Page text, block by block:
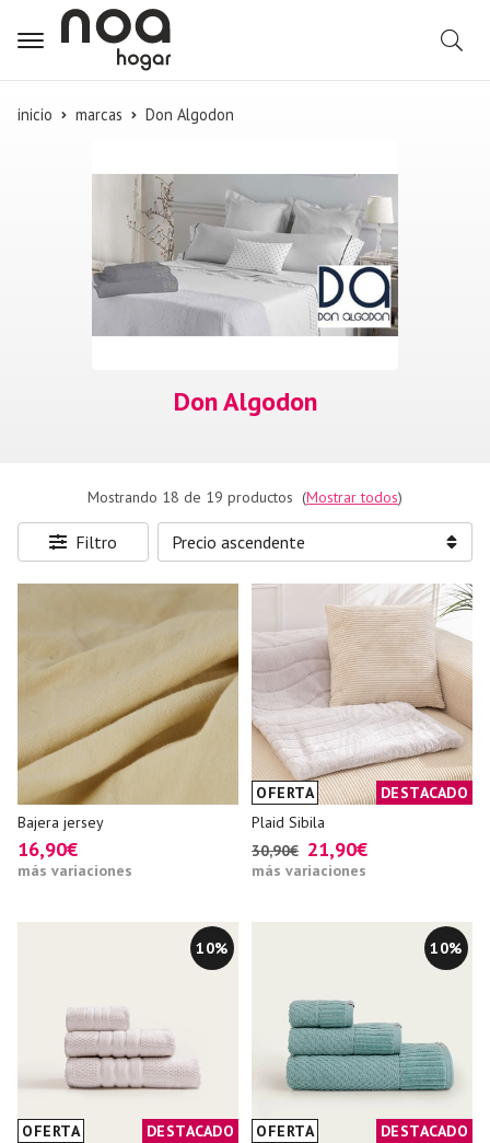
inicio marcas Don Algodon
Don Algodon
Mostrando 18 de 19 productos (Mostrar todos)
Filtro
Bajera jersey
16,90€
más variaciones
OFERTA
DESTACADO
Plaid Sibila
30,90€ 21,90€
más variaciones
10%
OFERTA
DESTACADO
10%
OFERTA
DESTACADO